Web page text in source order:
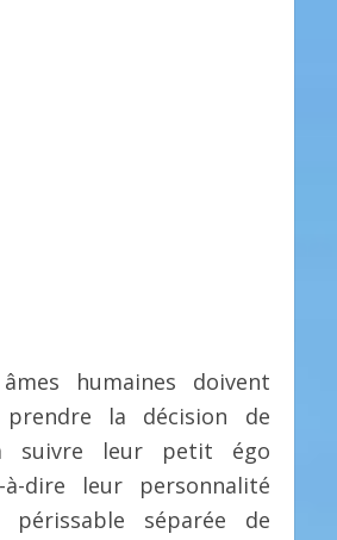
humaines doivent
prendre la décision de
suivre leur petit égo
à-dire leur personnalité
séparée de